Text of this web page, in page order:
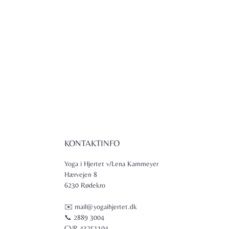
KONTAKTINFO
Yoga i Hjertet v/Lena Kammeyer
Hærvejen 8
6230 Rødekro
✉️ mail@yogaihjertet.dk
📞 2889 3004